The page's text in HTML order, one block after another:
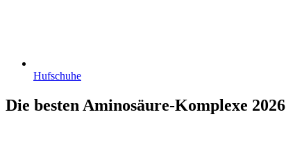
Hufschuhe
Die besten Aminosäure-Komplexe 2026